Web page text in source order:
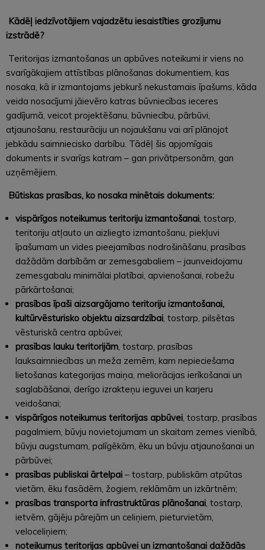
Kādēļ iedzīvotājiem vajadzētu iesaistīties grozījumu
izstrādē?
Teritorijas izmantošanas un apbūves noteikumi ir viens no
svarīgākajiem attīstības plānošanas dokumentiem, kas
nosaka, kā ir izmantojams jebkurš nekustamais īpašums, kāda
veida nosacījumi jāievēro katras būvniecības ieceres
gadījumā, veicot projektēšanu, būvniecību, pārbūvi,
atjaunošanu, restaurāciju un nojaukšanu vai arī plānojot
jebkādu saimniecisko darbību. Tādēļ šis apjomīgais
dokuments ir svarīgs katram – gan privātpersonām, gan
uzņēmējiem.
Būtiskas prasības, ko nosaka minētais dokuments:
vispārīgos noteikumus teritoriju izmantošanai , tostarp,
teritoriju atļauto un aizliegto izmantošanu, piekļuvi
īpašumam un vides pieejamības nodrošināšanu, prasības
dažādām darbībām ar zemesgabaliem – jaunveidojamu
zemesgabalu minimālai platībai, apvienošanai, robežu
pārkārtošanai;
prasības īpaši aizsargājamo teritoriju izmantošanai,
kultūrvēsturisko objektu aizsardzībai , tostarp, pilsētas
vēsturiskā centra apbūvei;
prasības lauku teritorijām , tostarp, prasības
lauksaimniecības un meža zemēm, kam nepieciešama
lietošanas kategorijas maiņa, meliorācijas ierīkošanai un
saglabāšanai, derīgo izrakteņu ieguvei un karjeru
veidošanai;
vispārīgos noteikumus teritorijas apbūvei , tostarp, prasības
pagalmiem, būvju novietojumam un skaitam zemes vienībā,
būvju augstumam, palīgēkām, ēku un būvju atjaunošanai un
pārbūvei;
prasības publiskai ārtelpai – tostarp, publiskām atpūtas
vietām, ēku fasādēm, žogiem, reklāmām un izkārtnēm;
prasības transporta infrastruktūras plānošanai , tostarp,
ietvēm, gājēju pārejām un celiņiem, pieturvietām,
veloceliņiem;
noteikumus teritorijas apbūvei un izmantošanai dažādās